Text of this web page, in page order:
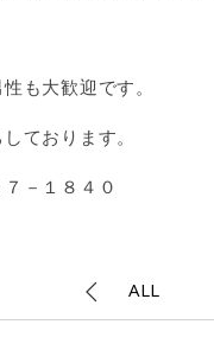
も大歓迎です。
ております。
－１８４０
ALL